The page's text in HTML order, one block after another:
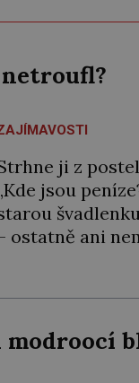
ji z
jsou
ostatně ani
budí hrůzu
[…]